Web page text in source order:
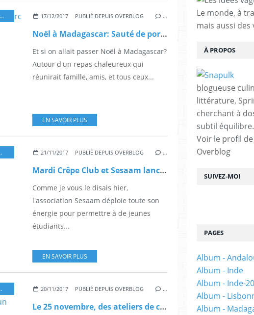
VIANDES - POISSONS
17/12/2017 PUBLIÉ DEPUIS OVERBLOG …
Noël à Madagascar: Sauté de porc et dinde à l'ail, Henakisoa sy Vorotsiloza nahandro gasy
Et si on allait passer Noël à Madagascar?
Autour d'un repas chaleureux qui
réunirait famille, amis, et tous ceux...
EN SAVOIR PLUS
21/11/2017 PUBLIÉ DEPUIS OVERBLOG …
Mardi Crêpe Club et Sesaam lancent les crêpes solidaires
Comme je vous le disais hier,
l'association Sesaam déploie toute son
énergie pour permettre à de jeunes
étudiants...
EN SAVOIR PLUS
20/11/2017 PUBLIÉ DEPUIS OVERBLOG …
Le 25 novembre, des ateliers de cuisine et Do It Yourself pour un evénement solidaire.
SUIVEZ-MOI
Le monde, à
mais aussi des
À PROPOS
blogueuse
littérature,
cherchant à
subtil équilibre.
Voir le profil de
Overblog
PAGES
Album -
Album - Inde
Album - Inde-
Album -
Album -